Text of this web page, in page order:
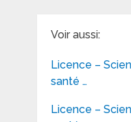
Voir aussi:
Licence –
santé …
Licence –